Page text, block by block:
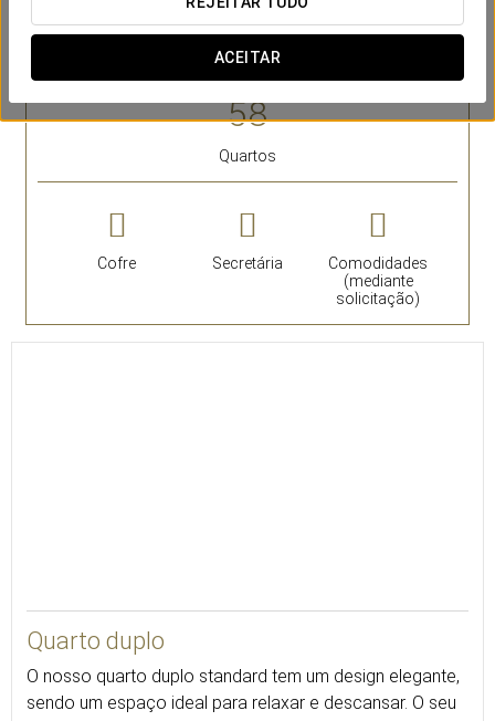
ACEITAR
desfrutar da cidade com conforto e alguns incluem até uma
fabulosa vistapara a Serra Nevada e outros, terraço.
Quartos
Cofre Secretária
Comodidades
(mediante
solicitação)
Quarto duplo
O nosso quarto duplo standard tem um design elegante,
sendo um espaço ideal para relaxar e descansar. O seu